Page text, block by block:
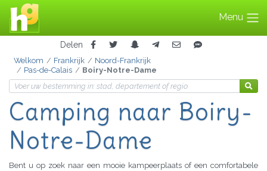
Menu
Delen
Welkom Frankrijk
Noord-Frankrijk
Pas-de-Calais
Boiry-Notre-Dame
Camping naar Boiry-
Notre-Dame
Bent u op zoek naar een mooie kampeerplaats of een comfortabele